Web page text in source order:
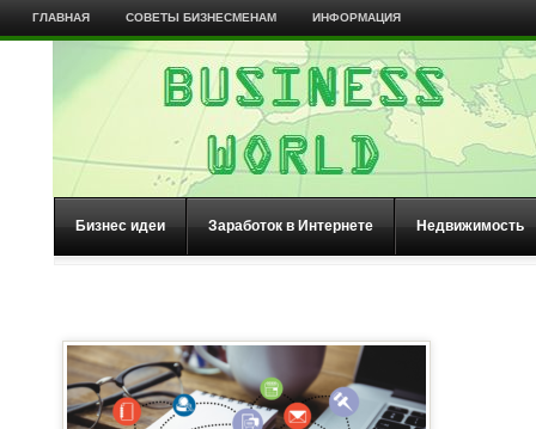
ГЛАВНАЯ СОВЕТЫ БИЗНЕСМЕНАМ ИНФОРМАЦИЯ
Бизнес идеи Заработок в Интернете Недвижимость